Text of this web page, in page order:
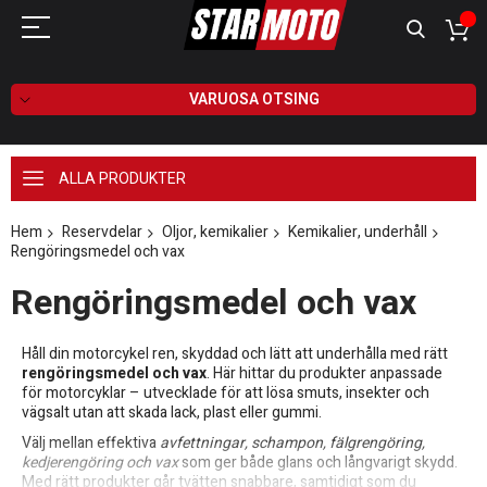
VARUOSA OTSING
ALLA PRODUKTER
Hem Reservdelar Oljor, kemikalier
Kemikalier, underhåll
Rengöringsmedel och vax
Rengöringsmedel och vax
Håll din motorcykel ren, skyddad och lätt att underhålla med rätt
rengöringsmedel och vax. Här hittar du produkter anpassade
för motorcyklar – utvecklade för att lösa smuts, insekter och
vägsalt utan att skada lack, plast eller gummi.
Välj mellan effektivaavfettningar, schampon, fälgrengöring,
kedjerengöring och vaxsom ger både glans och långvarigt skydd.
Med rätt produkter går tvätten snabbare, samtidigt som du